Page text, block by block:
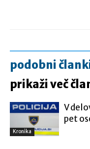
podobni
prikaži več
Kronika
V
pet